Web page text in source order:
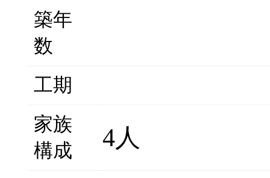
築年
数
工期
家族
構成
4人